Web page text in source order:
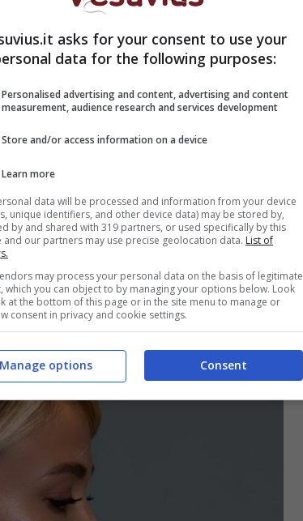
a vedere cosa sta succedendo tra i
Yaman: i due
asks for your consent to use your
data for the following purposes:
Personalised advertising and content, advertising and content
measurement, audience research and services development
Store and/or access information on a device
Learn more
data will be processed and information from your device
unique identifiers, and other device data) may be stored by,
by and shared with 319 partners, or used specifically by this
and our partners may use precise geolocation data. List of
may process your personal data on the basis of legitimate
which you can object to by managing your options below. Look
at the bottom of this page or in the site menu to manage or
consent in privacy and cookie settings.
Consent
Manage options